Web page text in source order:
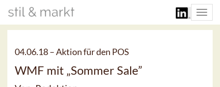
04.06.18 –Aktion für den POS
WMF mit „Sommer Sale”